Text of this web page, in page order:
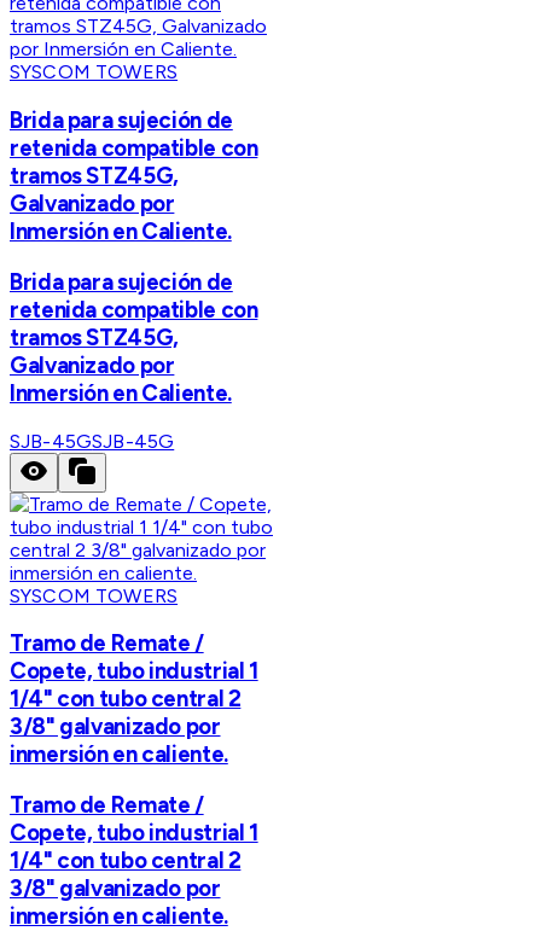
SYSCOM TOWERS
Brida para sujeción de
retenida compatible con
tramos STZ45G,
Galvanizado por
Inmersión en Caliente.
Brida para sujeción de
retenida compatible con
tramos STZ45G,
Galvanizado por
Inmersión en Caliente.
SJB-45GSJB-45G
SYSCOM TOWERS
Tramo de Remate /
Copete, tubo industrial 1
1/4" con tubo central 2
3/8" galvanizado por
inmersión en caliente.
Tramo de Remate /
Copete, tubo industrial 1
1/4" con tubo central 2
3/8" galvanizado por
inmersión en caliente.